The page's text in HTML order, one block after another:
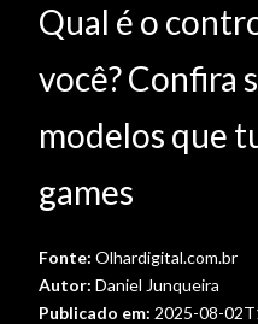
Qual é o
você? Confira
modelos que
games
Fonte: Olhardigital.com.br
Autor: Daniel Junqueira
Publicado em: 2025-08-